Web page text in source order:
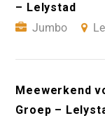
– Lelystad
Jumbo
Meewerkend
Groep –